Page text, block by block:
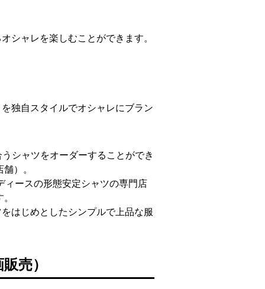
シャレを楽しむことができます。
独自スタイルでオシャレにブラン
シャツをオーダーすることができ
）。
ースの形態安定シャツの専門店
はじめとしたシンプルで上品な服
売）